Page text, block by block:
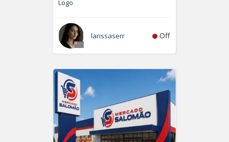
Logo
larissaserr Off